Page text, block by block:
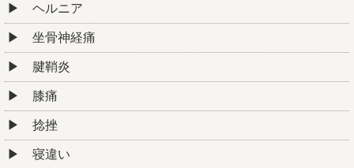
ヘルニア
坐骨神経痛
腱鞘炎
膝痛
捻挫
寝違い